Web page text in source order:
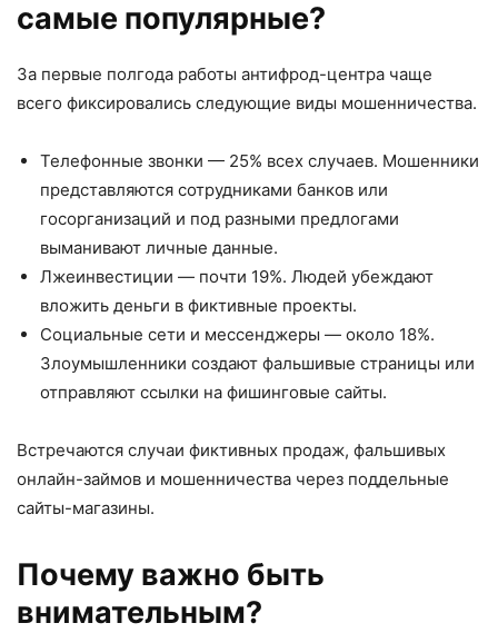
самые популярные?
За первые полгода работы антифрод-центра чаще
всего фиксировались следующие виды мошенничества.
Телефонные звонки — 25% всех случаев. Мошенники
представляются сотрудниками банков или
госорганизаций и под разными предлогами
выманивают личные данные.
Лжеинвестиции — почти 19%. Людей убеждают
вложить деньги в фиктивные проекты.
Социальные сети и мессенджеры — около 18%.
Злоумышленники создают фальшивые страницы или
отправляют ссылки на фишинговые сайты.
Встречаются случаи фиктивных продаж, фальшивых
онлайн-займов и мошенничества через поддельные
сайты-магазины.
Почему важно быть
внимательным?